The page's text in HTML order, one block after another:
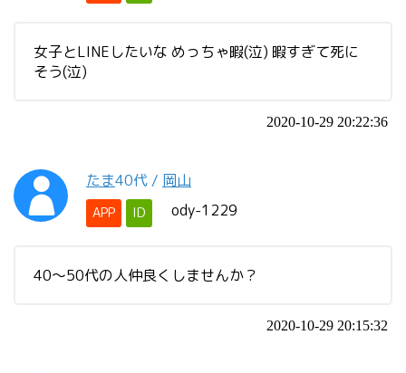
女子とLINEしたいな めっちゃ暇(泣) 暇すぎて死に
そう(泣)
2020-10-29 20:22:36
たま40代 / 岡山
APP ID ody-1229
40～50代の人仲良くしませんか？
2020-10-29 20:15:32